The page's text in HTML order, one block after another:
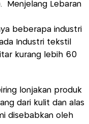
Menjelang Lebaran
beberapa industri
Industri tekstil
kurang lebih 60
lonjakan produk
dari kulit dan alas
disebabkan oleh